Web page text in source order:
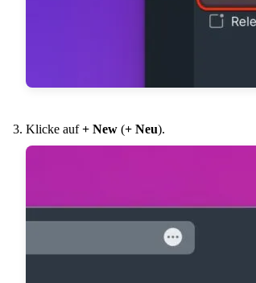
Klicke auf+ New (+ Neu).